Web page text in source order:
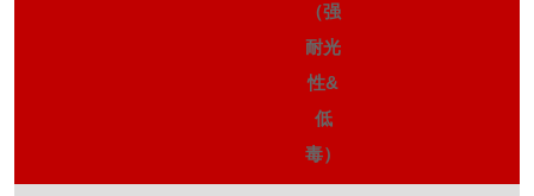
（强
耐光
性&
低
毒）